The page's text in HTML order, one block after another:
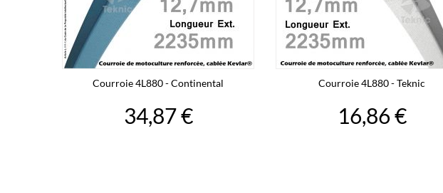
Courroie 4L880 - Continental
34,87 €
Courroie 4L880 - Teknic
16,86 €